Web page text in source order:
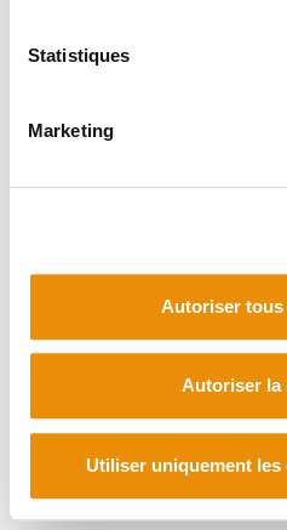
Statistiques
Marketing
Autoriser tous
Autoriser la
Utiliser uniquement